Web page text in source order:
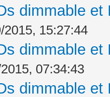
dimmable
2015, 15:27:44
dimmable
07:34:43
dimmable